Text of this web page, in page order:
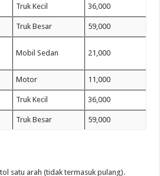
Truk Kecil 36,000
Truk Besar 59,000
Mobil Sedan 21,000
Motor 11,000
Truk Kecil 36,000
Truk Besar 59,000
satu arah (tidak termasuk pulang).